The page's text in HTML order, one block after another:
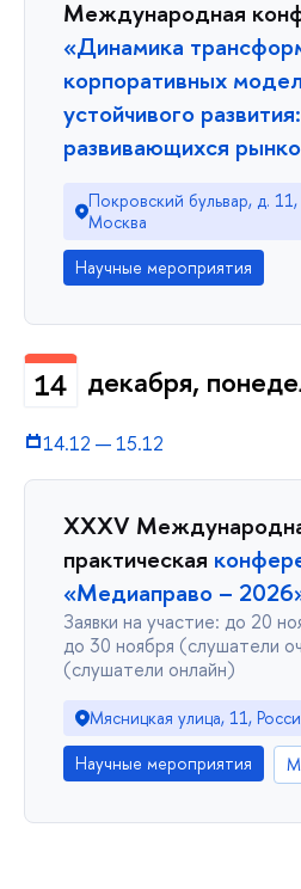
Международная
«Динамика
корпоративных
устойчивого
развивающихся
Покровский бульвар, д.
Москва
Научные мероприятия
14 декабря,
14.12 —15.12
XXXV
практическая
«Медиаправо –
Заявки на участие: до 20
до 30 ноября (слушатели
(слушатели онлайн)
Мясницкая улица, 11,
Научные мероприятия